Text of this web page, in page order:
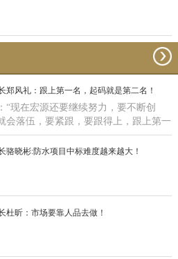
郑风礼：跟上第一名，起码就是第二名！
“现在宏源还要继续努力，要不断创
会落伍，要紧跟，要跟得上，跟上第一
第二名了”。
骆晓彬:防水项目中标难度越来越大！
杜昕：市场要靠人品去做！